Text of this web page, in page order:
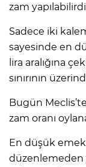
zam
Sadece iki
sayesinde en
lira aralığına
sınırının
Bugün
zam oranı
En düşük
düzenlemeden